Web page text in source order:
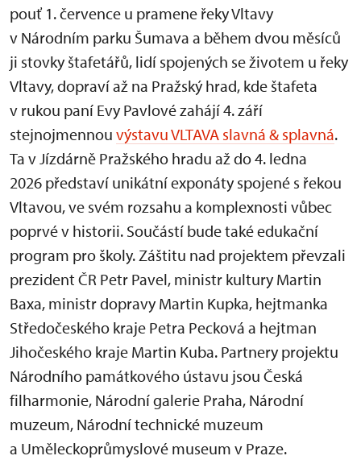
pouť 1. července u pramene řeky Vltavy
v Národním parku Šumava a během dvou měsíců
ji stovky štafetářů, lidí spojených se životem u řeky
Vltavy, dopraví až na Pražský hrad, kde štafeta
v rukou paní Evy Pavlové zahájí 4. září
stejnojmennou výstavu VLTAVA slavná & splavná.
Ta v Jízdárně Pražského hradu až do 4. ledna
2026 představí unikátní exponáty spojené s řekou
Vltavou, ve svém rozsahu a komplexnosti vůbec
poprvé v historii. Součástí bude také edukační
program pro školy. Záštitu nad projektem převzali
prezident ČR Petr Pavel, ministr kultury Martin
Baxa, ministr dopravy Martin Kupka, hejtmanka
Středočeského kraje Petra Pecková a hejtman
Jihočeského kraje Martin Kuba. Partnery projektu
Národního památkového ústavu jsou Česká
filharmonie, Národní galerie Praha, Národní
muzeum, Národní technické muzeum
a Uměleckoprůmyslové museum v Praze.